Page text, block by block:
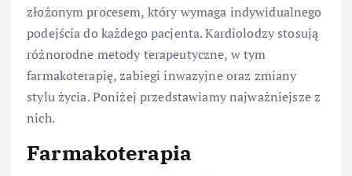
złożonym procesem, który wymaga indywidualnego
podejścia do każdego pacjenta. Kardiolodzy stosują
różnorodne metody terapeutyczne, w tym
farmakoterapię, zabiegi inwazyjne oraz zmiany
stylu życia. Poniżej przedstawiamy najważniejsze z
nich.
Farmakoterapia